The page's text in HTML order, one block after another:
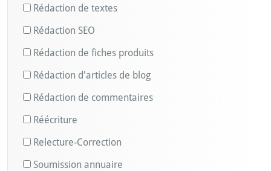
Rédaction de textes
Rédaction SEO
Rédaction de fiches produits
Rédaction d'articles de blog
Rédaction de commentaires
Réécriture
Relecture-Correction
Soumission annuaire